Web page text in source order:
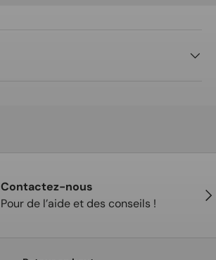
Contactez-nous
Pour de l’aide et des conseils !